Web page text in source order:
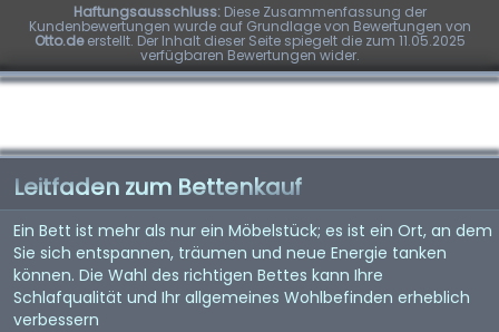
Haftungsausschluss:Diese Zusammenfassung der
Kundenbewertungen wurde auf Grundlage von Bewertungen von
Otto.deerstellt. Der Inhalt dieser Seite spiegelt die zum 11.05.2025
verfügbaren Bewertungen wider.
Leitfaden zum Bettenkauf
Ein Bett ist mehr als nur ein Möbelstück; es ist ein Ort, an dem
Sie sich entspannen, träumen und neue Energie tanken
können. Die Wahl des richtigen Bettes kann Ihre
Schlafqualität und Ihr allgemeines Wohlbefinden erheblich
verbessern